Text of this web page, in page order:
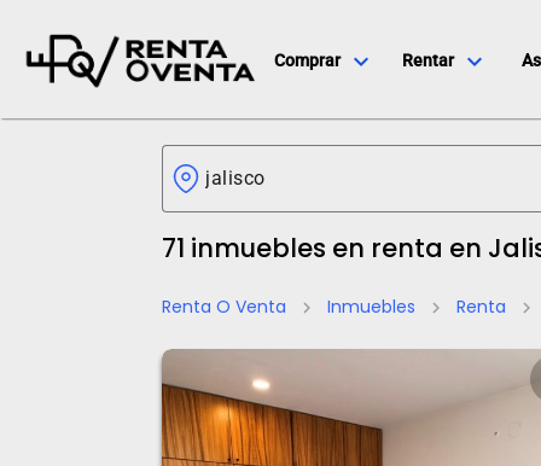
Comprar expand_more Rentar expand_more
71 inmuebles en renta en
Renta O Venta chevron_right Inmuebles chevron_right Renta chevron_right